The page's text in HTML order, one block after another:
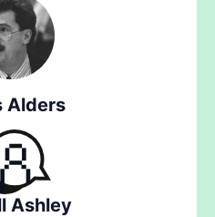
Alders
Ashley